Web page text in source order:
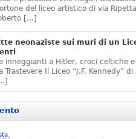
del liceo artistico di via
[…]
neonaziste sui muri di un
inneggianti a Hitler, croci celtiche
Trastevere Il Liceo “J.F. Kennedy”